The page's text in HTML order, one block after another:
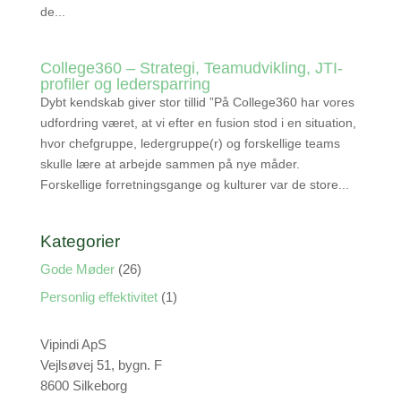
de...
College360 – Strategi, Teamudvikling, JTI-
profiler og ledersparring
Dybt kendskab giver stor tillid ”På College360 har vores
udfordring været, at vi efter en fusion stod i en situation,
hvor chefgruppe, ledergruppe(r) og forskellige teams
skulle lære at arbejde sammen på nye måder.
Forskellige forretningsgange og kulturer var de store...
Kategorier
Gode Møder(26)
Personlig effektivitet(1)
Vipindi ApS
Vejlsøvej 51, bygn. F
8600 Silkeborg